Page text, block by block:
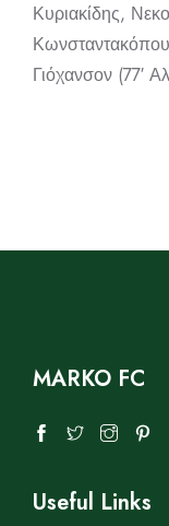
Κυριακίδης,
Γιόχανσον (77′
MARKO FC
Useful Links